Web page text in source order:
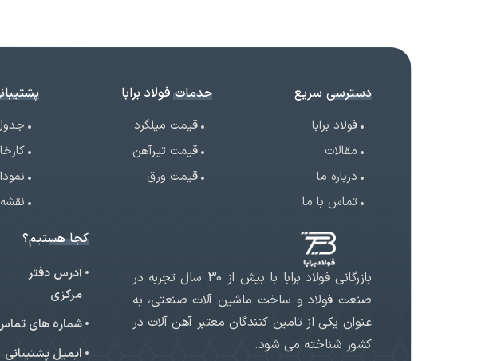
دسترسی سریع
فولاد برابا
مقالات
درباره ما
تماس با ما
خدمات فولاد برابا
قیمت میلگرد
قیمت تیرآهن
قیمت ورق
بازرگانی فولاد برابا با بیش از 30 سال تجربه در
صنعت فولاد و ساخت ماشین آلات صنعتی، به
عنوان یکی از تامین کنندگان معتبر آهن آلات در
کشور شناخته می شود.
کجا هستیم؟
آدرس دفتر
مرکزی
شماره های
ایمیل پشتیبانی